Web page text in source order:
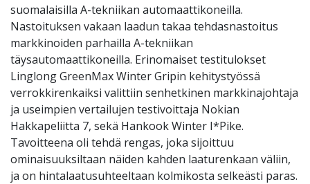
suomalaisilla A-tekniikan automaattikoneilla.
Nastoituksen vakaan laadun takaa tehdasnastoitus
markkinoiden parhailla A-tekniikan
täysautomaattikoneilla. Erinomaiset testitulokset
Linglong GreenMax Winter Gripin kehitystyössä
verrokkirenkaiksi valittiin senhetkinen markkinajohtaja
ja useimpien vertailujen testivoittaja Nokian
Hakkapeliitta 7, sekä Hankook Winter I*Pike.
Tavoitteena oli tehdä rengas, joka sijoittuu
ominaisuuksiltaan näiden kahden laaturenkaan väliin,
ja on hintalaatusuhteeltaan kolmikosta selkeästi paras.